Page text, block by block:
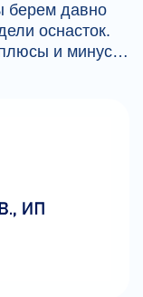
берем давно
оснасток.
и минусы.
с